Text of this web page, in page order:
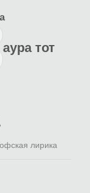
аура тот
лирика